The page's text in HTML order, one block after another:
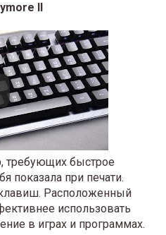
II
требующих быстрое
показала при печати.
Расположенный
использовать
в играх и программах.